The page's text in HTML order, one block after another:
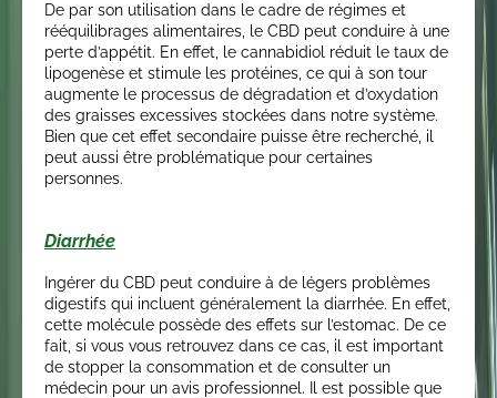
De par son utilisation dans le cadre de régimes et
rééquilibrages alimentaires, le CBD peut conduire à une
perte d’appétit. En effet, le cannabidiol réduit le taux de
lipogenèse et stimule les protéines, ce qui à son tour
augmente le processus de dégradation et d’oxydation
des graisses excessives stockées dans notre système.
Bien que cet effet secondaire puisse être recherché, il
peut aussi être problématique pour certaines
personnes.
Diarrhée
Ingérer du CBD peut conduire à de légers problèmes
digestifs qui incluent généralement la diarrhée. En effet,
cette molécule possède des effets sur l’estomac. De ce
fait, si vous vous retrouvez dans ce cas, il est important
de stopper la consommation et de consulter un
médecin pour un avis professionnel. Il est possible que